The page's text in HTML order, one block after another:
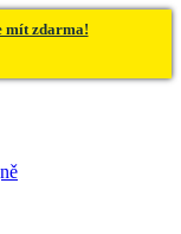
mít zdarma!